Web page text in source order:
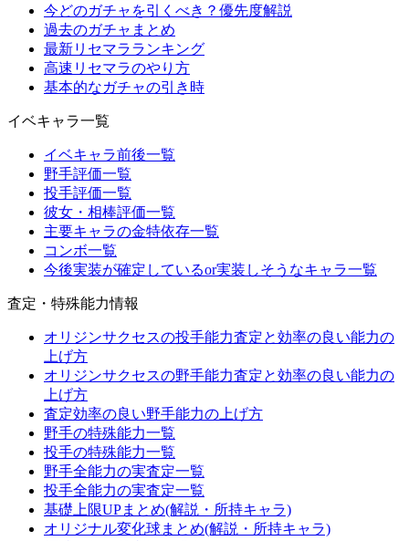
今どのガチャを引くべき？優先度解説
過去のガチャまとめ
最新リセマラランキング
高速リセマラのやり方
基本的なガチャの引き時
イベキャラ一覧
イベキャラ前後一覧
野手評価一覧
投手評価一覧
彼女・相棒評価一覧
主要キャラの金特依存一覧
コンボ一覧
今後実装が確定しているor実装しそうなキャラ一覧
査定・特殊能力情報
オリジンサクセスの投手能力査定と効率の良い能力の
上げ方
オリジンサクセスの野手能力査定と効率の良い能力の
上げ方
査定効率の良い野手能力の上げ方
野手の特殊能力一覧
投手の特殊能力一覧
野手全能力の実査定一覧
投手全能力の実査定一覧
基礎上限UPまとめ(解説・所持キャラ)
オリジナル変化球まとめ(解説・所持キャラ)